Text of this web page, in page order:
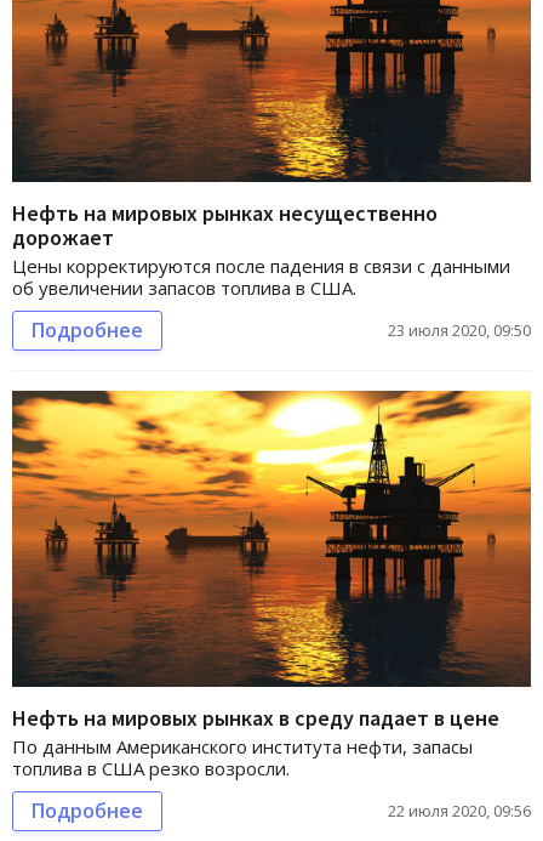
Нефть на мировых рынках несущественно
дорожает
Цены корректируются после падения в связи с данными
об увеличении запасов топлива в США.
Подробнее 23 июля 2020, 09:50
Нефть на мировых рынках в среду падает в цене
По данным Американского института нефти, запасы
топлива в США резко возросли.
Подробнее 22 июля 2020, 09:56